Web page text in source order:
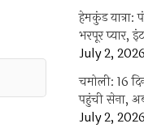
हेमकुंड
भरपूर प्यार,
July 2, 2026
चमोली: 16
पहुंची सेना,
July 2, 2026